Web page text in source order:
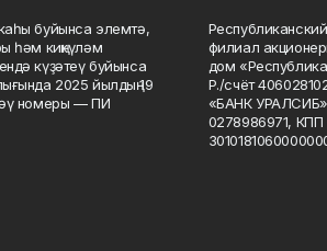
буйынса элемтә,
һәм киңкүләм
күҙәтеү буйынса
2025 йылдың 19
номеры — ПИ
филиал
дом
Р./счёт
«БАНК
0278986971, КПП